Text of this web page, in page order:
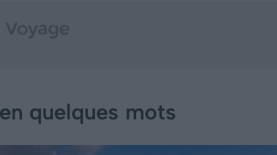
quelques mots